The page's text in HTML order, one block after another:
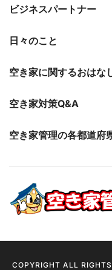
ビジネスパートナー
日々のこと
空き家に関するおはな
空き家対策Q&A
空き家管理の各都道府
COPYRIGHT ALL RIGHTS